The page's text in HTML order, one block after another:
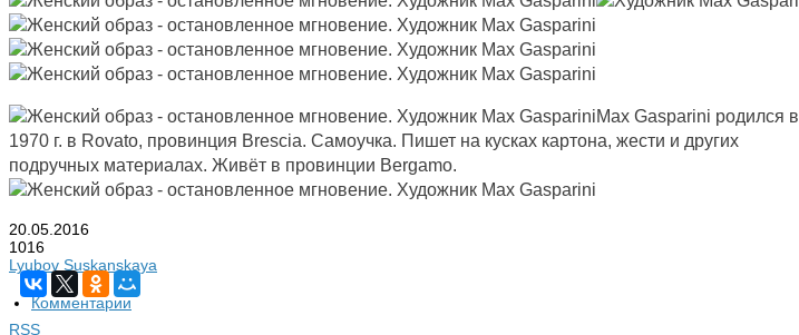
Max Gasparini родился в
1970 г. в Rovato, провинция Brescia. Самоучка. Пишет на кусках картона, жести и других
подручных материалах. Живёт в провинции Bergamo.
20.05.2016
1016
Lyubov Suskanskaya
Комментарии
RSS